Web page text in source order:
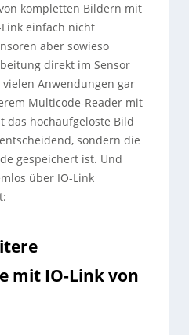
kompletten Bildern mit
einfach nicht
aber sowieso
direkt im Sensor
Anwendungen gar
Multicode-Reader mit
das hochaufgelöste Bild
sondern die
gespeichert ist. Und
über IO-Link
mit IO-Link von